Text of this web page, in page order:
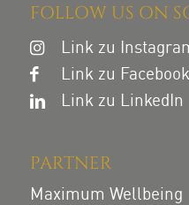
FOLLOW US ON
Link zu
Link zu Facebook
Link zu LinkedIn
PARTNER
Maximum Wellbeing